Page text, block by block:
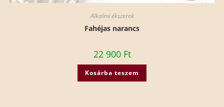
Alkalmi ékszerek
Fahéjas narancs
22 900 Ft
Kosárba teszem